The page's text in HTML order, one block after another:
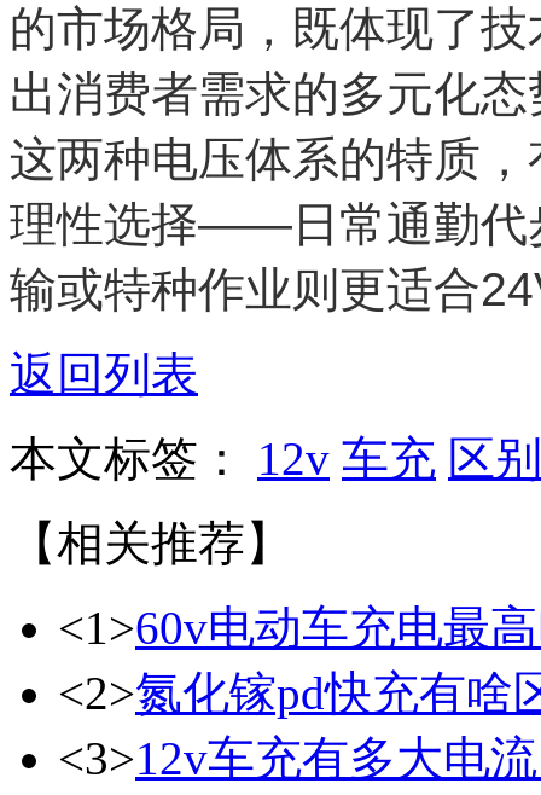
的市场格局，既体现了
出消费者需求的多元化
这两种电压体系的特质
理性选择——日常通勤代
输或特种作业则更适合
返回列表
本文标签： 12v 车充 区别
【相关推荐】
<1>60v电动车充电最
<2>氮化镓pd快充有啥
<3>12v车充有多大电流